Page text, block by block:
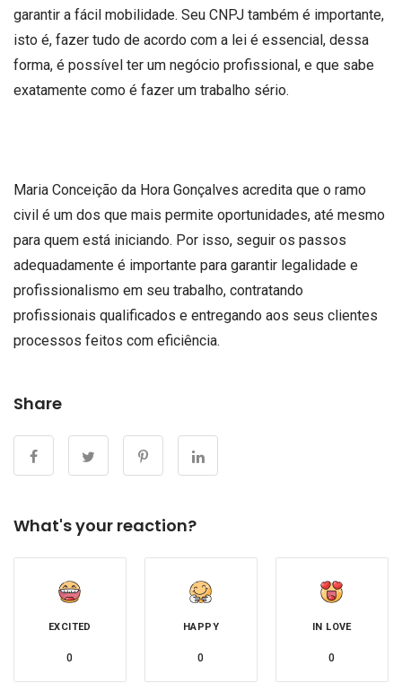
garantir a fácil mobilidade. Seu CNPJ também é importante,
isto é, fazer tudo de acordo com a lei é essencial, dessa
forma, é possível ter um negócio profissional, e que sabe
exatamente como é fazer um trabalho sério.
Maria Conceição da Hora Gonçalves acredita que o ramo
civil é um dos que mais permite oportunidades, até mesmo
para quem está iniciando. Por isso, seguir os passos
adequadamente é importante para garantir legalidade e
profissionalismo em seu trabalho, contratando
profissionais qualificados e entregando aos seus clientes
processos feitos com eficiência.
Share
What's your reaction?
EXCITED
0
HAPPY
0
IN LOVE
0